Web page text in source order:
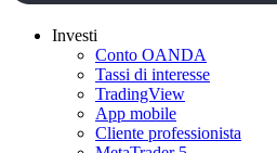
Investi
Conto OANDA
Tassi di interesse
TradingView
App mobile
Cliente professionista